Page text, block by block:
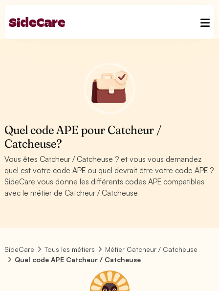
Quel code APE pour Catcheur /
Catcheuse?
Vous êtes Catcheur / Catcheuse ? et vous vous demandez
quel est votre code APE ou quel devrait être votre code APE ?
SideCare vous donne les différents codes APE compatibles
avec le métier de Catcheur / Catcheuse
SideCare Tous les métiers
Métier Catcheur / Catcheuse
Quel code APE Catcheur / Catcheuse